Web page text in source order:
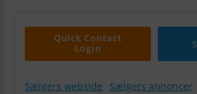
Quick Contact
Login
Sælgers webside Sælgers annoncer